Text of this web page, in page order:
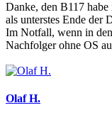
Danke, den B117
als unterstes Ende der
Im Notfall, wenn in
Nachfolger ohne OS
Olaf H.